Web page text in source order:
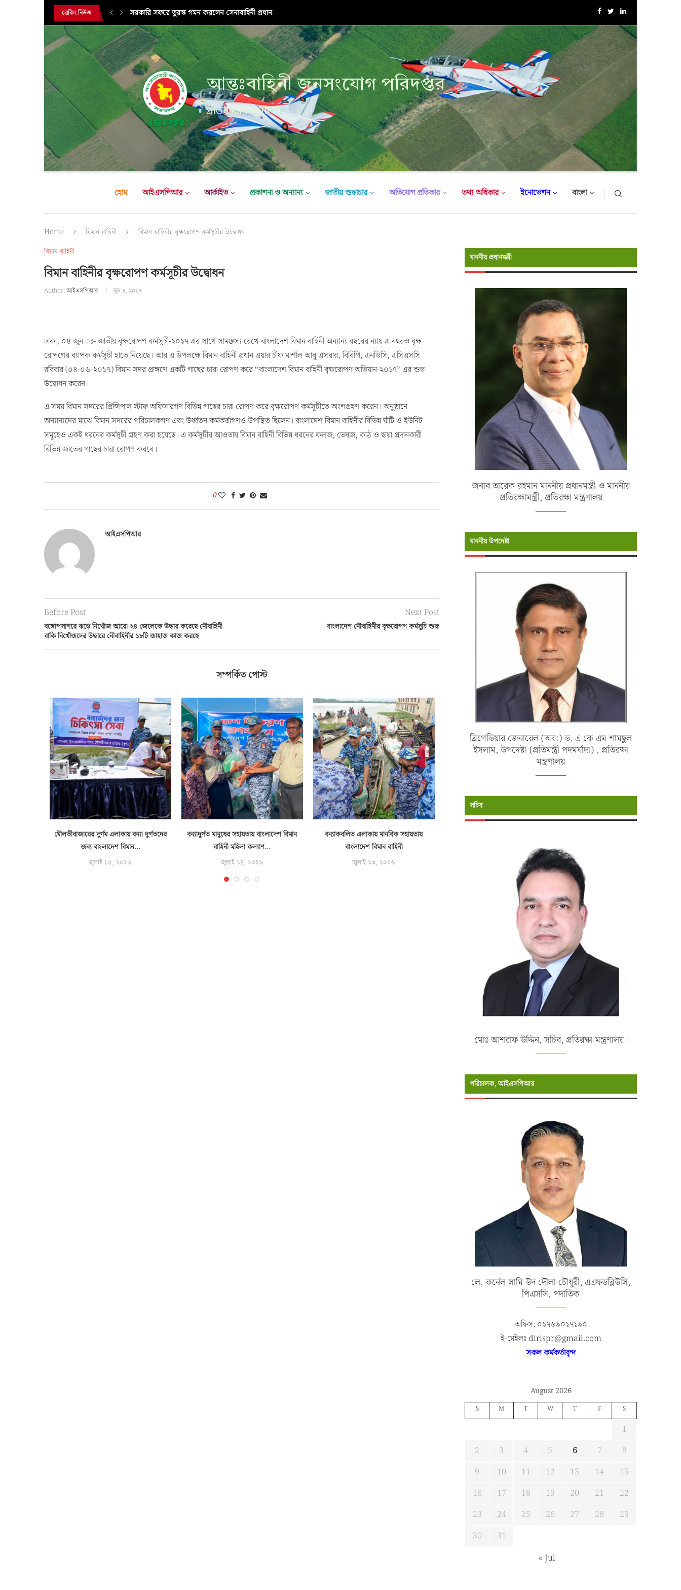
ব্রেকিং নিউজ সরকারি সফরে তুরস্ক গমন করলেন সেনাবাহিনী প্রধান এক্সারসাইজ টাইগার লাইটনিং-২০২৬ এর উদ্বোধনী অনুষ্ঠান
আন্তঃবাহিনী জনসংযোগ পরিদপ্তর
প্রতিরক্ষা মন্ত্রণালয়
হোম আইএসপিআর আর্কাইভ প্রকাশনা ও অন্যান্য জাতীয় শুদ্ধাচার অভিযোগ প্রতিকার তথ্য অধিকার ইনোভেশন বাংলা
Home বিমান বাহিনী বিমান বাহিনীর বৃক্ষরোপণ কর্মসূচীর উদ্বোধন
বিমান বাহিনী
বিমান বাহিনীর বৃক্ষরোপণ কর্মসূচীর উদ্বোধন
Author:আইএসপিআর জুন ৪, ২০১৭
ঢাকা, ০৪ জুন ঃ- জাতীয় বৃক্ষরোপণ কর্মসূচী-২০১৭ এর সাথে সামঞ্জস্য রেখে বাংলাদেশ বিমান বাহিনী অন্যান্য বছরের ন্যায় এ বছরও বৃক্ষ
রোপণের ব্যাপক কর্মসূচী হাতে নিয়েছে। আর এ উপলক্ষে বিমান বাহিনী প্রধান এয়ার চীফ মার্শাল আবু এসরার, বিবিপি, এনডিসি, এসিএসসি
রবিবার (০৪-০৬-২০১৭) বিমান সদর প্রাঙ্গণে একটি গাছের চারা রোপণ করে ‘‘বাংলাদেশ বিমান বাহিনী বৃক্ষরোপণ অভিযান-২০১৭” এর শুভ
উদ্বোধন করেন।
এ সময় বিমান সদরের প্রিন্সিপাল স্টাফ অফিসারগণ বিভিন্ন গাছের চারা রোপণ করে বৃক্ষরোপণ কর্মসূচীতে অংশগ্রহণ করেন। অনুষ্ঠানে
অন্যান্যদের মাঝে বিমান সদরের পরিচালকগণ এবং উর্ধ্বতন কর্মকর্তাগণও উপস্থিত ছিলেন। বাংলাদেশ বিমান বাহিনীর বিভিন্ন ঘাঁটি ও ইউনিট
সমূহেও একই ধরনের কর্মসূচী গ্রহণ করা হয়েছে। এ কর্মসূচীর আওতায় বিমান বাহিনী বিভিন্ন ধরনের ফলজ, ভেষজ, কাঠ ও ছায়া প্রদানকারী
বিভিন্ন জাতের গাছের চারা রোপণ করবে।
0
আইএসপিআর
Before Post
বঙ্গোপসাগরে ঝড়ে নিখোঁজ আরো ২৪ জেলেকে উদ্ধার করেছে নৌবাহিনী
বাকি নিখোঁজদের উদ্ধারে নৌবাহিনীর ১৮টি জাহাজ কাজ করছে
Next Post
বাংলাদেশ নৌবাহিনীর বৃক্ষরোপণ কর্মসূচি শুরু
সম্পর্কিত পোস্ট
মৌলভীবাজারের দুর্গম এলাকায় বন্যা দুর্গতদের
জন্য বাংলাদেশ বিমান...
জুলাই ১৫, ২০২৬
বন্যাদুর্গত মানুষের সহায়তায় বাংলাদেশ বিমান
বাহিনী মহিলা কল্যাণ...
জুলাই ১৪, ২০২৬
বন্যাকবলিত এলাকায় মানবিক সহায়তায়
বাংলাদেশ বিমান বাহিনী
জুলাই ১৩, ২০২৬ জুন ৯, ২০২৬
মাননীয় প্রধানমন্রী
জনাব তারেক রহমান মাননীয় প্রধানমন্ত্রী ও মাননীয়
প্রতিরক্ষামন্ত্রী, প্রতিরক্ষা মন্ত্রণালয়
মাননীয় উপদেষ্টা
ব্রিগেডিয়ার জেনারেল (অব:) ড. এ কে এম শামছুল
ইসলাম, উপদেষ্টা (প্রতিমন্ত্রী পদমর্যাদা) , প্রতিরক্ষা
মন্ত্রণালয়
সচিব
মোঃ আশরাফ উদ্দিন, সচিব, প্রতিরক্ষা মন্ত্রণালয়।
পরিচালক, আইএসপিআর
লে. কর্নেল সামি উদ দৌলা চৌধুরী, এএফডব্লিউসি,
পিএসসি, পদাতিক
অফিস: ০১৭৬৯০১৭১৯০
ই-মেইলঃ dirispr@gmail.com
সকল কর্মকর্তাবৃন্দ
August 2026
S M T W T F S
1
2
3 4 5 6 7
8
9
10 11 12 13 14
15
16
17 18 19 20 21
22
23
24 25 26 27 28
29
30
31
« Jul